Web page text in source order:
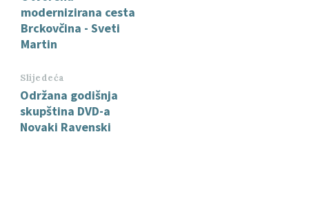
modernizirana cesta
Brckovčina - Sveti
Martin
Slijedeća
Održana godišnja
skupština DVD-a
Novaki Ravenski